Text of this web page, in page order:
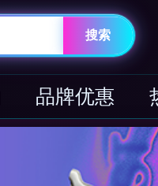
搜索
品牌优惠